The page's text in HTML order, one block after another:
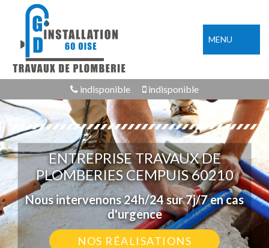
MENU
indisponible indisponible
ENTREPRISE TRAVAUX DE
PLOMBERIES CEMPUIS 60210
Nous intervenons 24h/24 sur 7j/7 en cas
d'urgence
NOS RÉALISATIONS